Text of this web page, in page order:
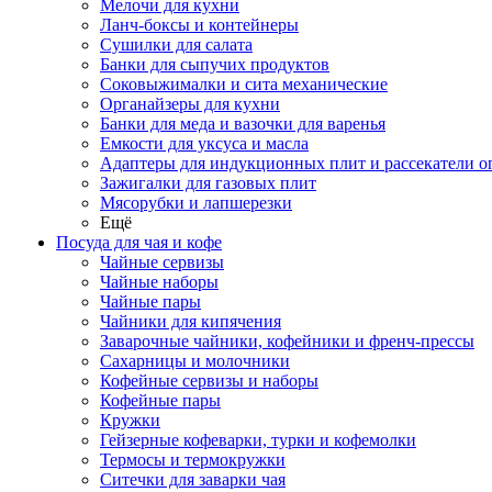
Мелочи для кухни
Ланч-боксы и контейнеры
Сушилки для салата
Банки для сыпучих продуктов
Соковыжималки и сита механические
Органайзеры для кухни
Банки для меда и вазочки для варенья
Емкости для уксуса и масла
Адаптеры для индукционных плит и рассекатели
Зажигалки для газовых плит
Мясорубки и лапшерезки
Ещё
Посуда для чая и кофе
Чайные сервизы
Чайные наборы
Чайные пары
Чайники для кипячения
Заварочные чайники, кофейники и френч-прессы
Сахарницы и молочники
Кофейные сервизы и наборы
Кофейные пары
Кружки
Гейзерные кофеварки, турки и кофемолки
Термосы и термокружки
Ситечки для заварки чая